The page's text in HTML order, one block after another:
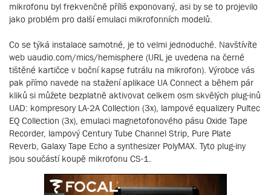
mikrofonu byl frekvenčně příliš exponovaný, asi by se to projevilo
jako problém pro další emulaci mikrofonních modelů.
Co se týká instalace samotné, je to velmi jednoduché. Navštívíte
web uaudio.com/mics/hemisphere (URL je uvedena na černé
tištěné kartičce v boční kapse futrálu na mikrofon). Výrobce vás
pak přímo navede na stažení aplikace UA Connect a během pár
kliků si můžete bezplatně aktivovat celkem osm skvělých plug-inů
UAD: kompresory LA-2A Collection (3x), lampové equalizery Pultec
EQ Collection (3x), emulaci magnetofonového pásu Oxide Tape
Recorder, lampový Century Tube Channel Strip, Pure Plate
Reverb, Galaxy Tape Echo a synthesizer PolyMAX. Tyto plug-iny
jsou součástí koupě mikrofonu CS-1.